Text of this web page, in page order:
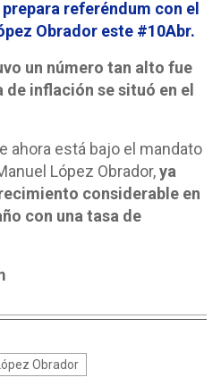
referéndum con el
Obrador este #10Abr.
un número tan alto fue
de inflación se situó en el
ahora está bajo el mandato
López Obrador,ya
considerable en
con una tasa de
Obrador